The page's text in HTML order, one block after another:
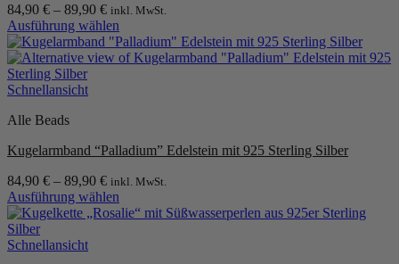
84,90 € – 89,90 € inkl. MwSt.
Ausführung wählen
Dieses
Produkt
weist
mehrere
auf.
Optionen
auf
der
Produktseite
gewählt
werden
Schnellansicht
Alle Beads
Kugelarmband “Palladium” Edelstein mit 925 Sterling Silber
84,90 € – 89,90 € inkl. MwSt.
Ausführung wählen
Dieses
Produkt
weist
Schnellansicht